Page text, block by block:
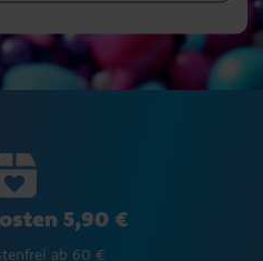
5,90 €
ab 60 €